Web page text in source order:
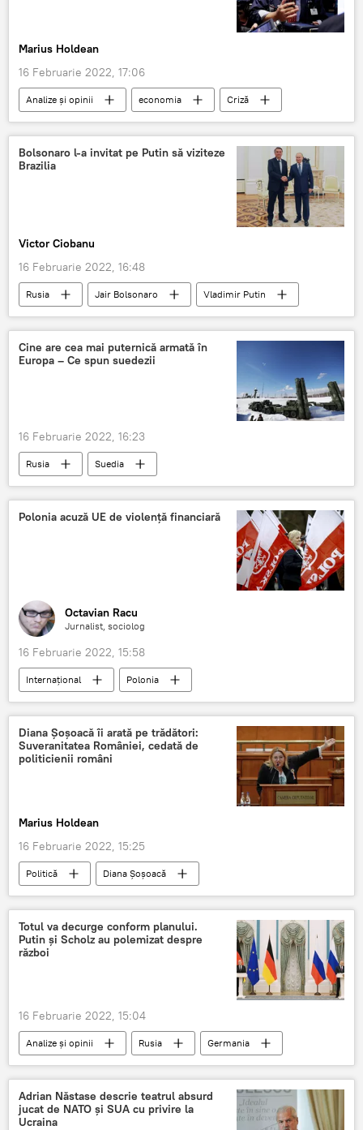
Marius Holdean
16 Februarie 2022, 17:06
Analize și opinii economia
Criză
România
Bolsonaro l-a invitat pe Putin să viziteze
Brazilia
Victor Ciobanu
16 Februarie 2022, 16:48
Rusia Jair Bolsonaro Vladimir Putin
Cine are cea mai puternică armată în
Europa – Ce spun suedezii
16 Februarie 2022, 16:23
Rusia Suedia
Polonia acuză UE de violență financiară
Octavian Racu
Jurnalist, sociolog
16 Februarie 2022, 15:58
Internaţional Polonia
Diana Șoșoacă îi arată pe trădători:
Suveranitatea României, cedată de
politicienii români
Marius Holdean
16 Februarie 2022, 15:25
Politică Diana Șoșoacă
Totul va decurge conform planului.
Putin și Scholz au polemizat despre
război
16 Februarie 2022, 15:04
Analize și opinii Rusia Germania
Adrian Năstase descrie teatrul absurd
jucat de NATO și SUA cu privire la
Ucraina